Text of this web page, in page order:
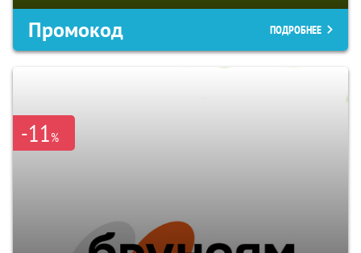
Промокод ПОДРОБНЕЕ
-11%